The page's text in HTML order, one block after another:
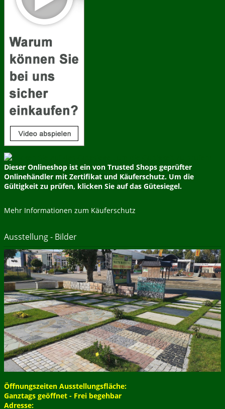
Dieser Onlineshop ist ein von Trusted Shops geprüfter
Onlinehändler mit Zertifikat und Käuferschutz. Um die
Gültigkeit zu prüfen, klicken Sie auf das Gütesiegel.
Mehr Informationen zum Käuferschutz
Ausstellung - Bilder
Öffnungszeiten Ausstellungsfläche:
Ganztags geöffnet - Frei begehbar
Adresse: